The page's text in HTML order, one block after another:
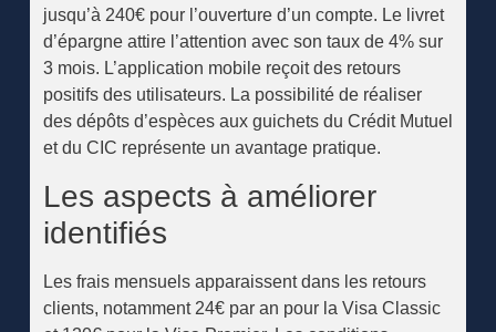
jusqu’à 240€ pour l’ouverture d’un compte. Le livret
d’épargne attire l’attention avec son taux de 4% sur
3 mois. L’application mobile reçoit des retours
positifs des utilisateurs. La possibilité de réaliser
des dépôts d’espèces aux guichets du Crédit Mutuel
et du CIC représente un avantage pratique.
Les aspects à améliorer
identifiés
Les frais mensuels apparaissent dans les retours
clients, notamment 24€ par an pour la Visa Classic